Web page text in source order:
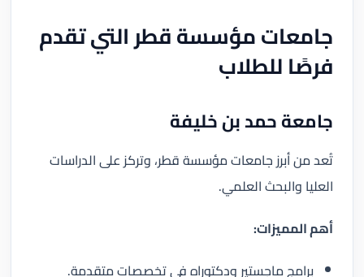
جامعات مؤسسة قطر التي تقدم
فرصًا للطلاب
جامعة حمد بن خليفة
تُعد من أبرز جامعات مؤسسة قطر، وتركز على الدراسات
العليا والبحث العلمي.
أهم المميزات:
برامج ماجستير ودكتوراه في تخصصات متقدمة.